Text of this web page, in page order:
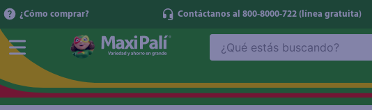
¿Cómo comprar? Contáctanos al 800-8000-722 (línea gratuita)
Zapato Kam Lung Dama, Para Agua Talla 39
1.
maggi